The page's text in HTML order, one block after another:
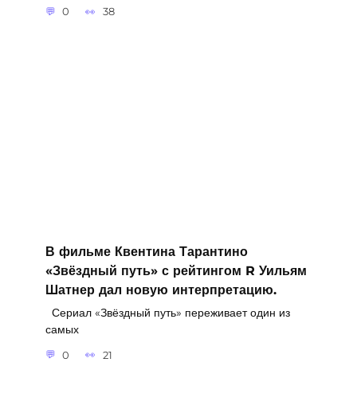
0 38
В фильме Квентина Тарантино
«Звёздный путь» с рейтингом R Уильям
Шатнер дал новую интерпретацию.
Сериал «Звёздный путь» переживает один из
самых
0 21